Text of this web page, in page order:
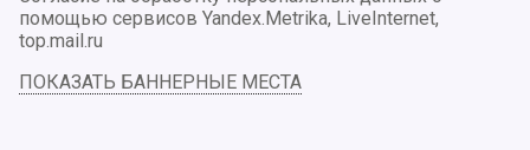
помощью сервисов Yandex.Metrika, LiveInternet,
top.mail.ru
ПОКАЗАТЬ БАННЕРНЫЕ МЕСТА